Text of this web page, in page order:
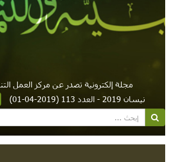
مجلة إلكترونية تصدر عن مركز العمل
نيسان 2019 - العدد 113 (2019-04-01)